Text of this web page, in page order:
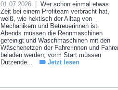
01.07.2026 |
Wer schon einmal etwas
Zeit bei einem Profiteam verbracht hat,
weiß, wie hektisch der Alltag von
Mechanikern und Betreuerinnen ist.
Abends müssen die Rennmaschinen
gereinigt und Waschmaschinen mit den
Wäschenetzen der Fahrerinnen und
beladen werden, vorm Start müssen
Dutzende...
Jetzt lesen